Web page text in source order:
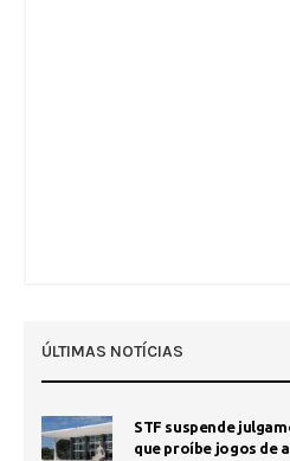
ÚLTIMAS NOTÍCIAS
STF suspende
que proíbe jogos de